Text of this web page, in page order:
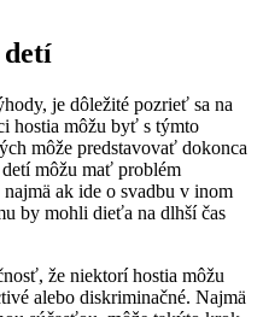
detí
je dôležité pozrieť sa na
hostia môžu byť s týmto
môže predstavovať dokonca
môžu mať problém
ak ide o svadbu v inom
by mohli dieťa na dlhší čas
že niektorí hostia môžu
alebo diskriminačné. Najmä